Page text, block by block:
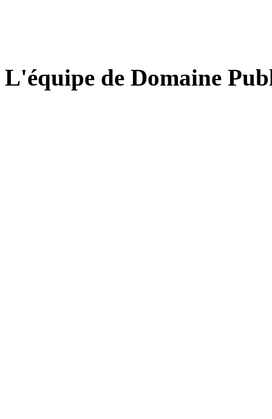
L'équipe de Domaine